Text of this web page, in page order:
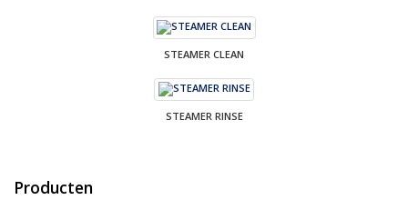
STEAMER CLEAN
STEAMER RINSE
Producten